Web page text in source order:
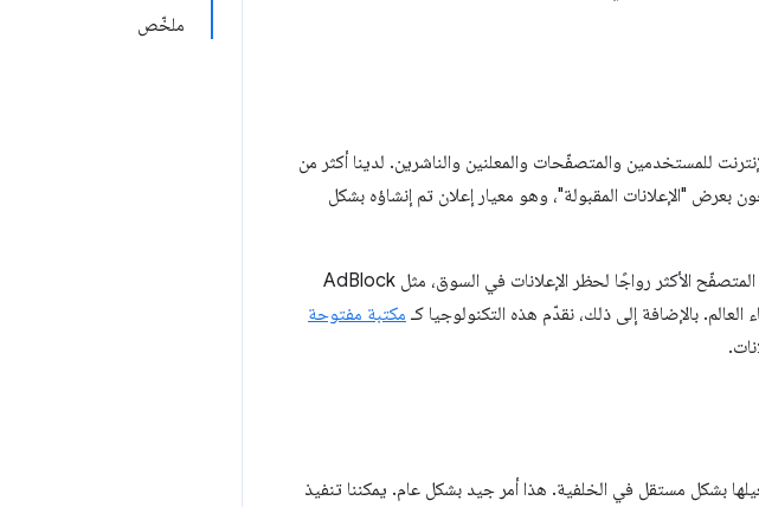
ملخّص
للمستخدمين والمتصفّحات والمعلنين والناشرين. لدينا أكثر من
بعرض "الإعلانات المقبولة"، وهو معيار إعلان تم إنشاؤه بشكل
يقدّم فريق "محرك الإضافات" تكنولوجيا فلترة الإعلانات التي تشغّل بعض إضافات المتصفّح الأكثر رواجًا لحظر الإعلانات في السوق، مثل AdBlock
مكتبة مفتوحة
بشكل مستقل في الخلفية. هذا أمر جيد بشكل عام. يمكننا تنفيذ